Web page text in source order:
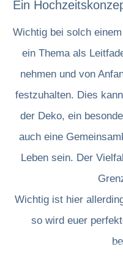
Ein
Wichtig bei solch
ein Thema als
nehmen und von
festzuhalten. Dies
der Deko, ein
auch eine
Leben sein. Der
Wichtig ist hier
so wird euer
Sie sehen